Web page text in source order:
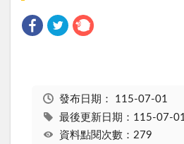
發布日期： 115-07-01
最後更新日期：115-07-01
資料點閱次數：279